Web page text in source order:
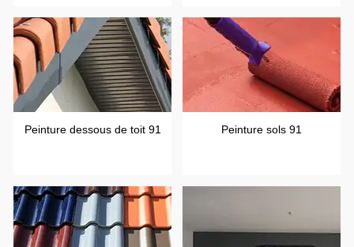
Peinture dessous de toit 91 Peinture sols 91